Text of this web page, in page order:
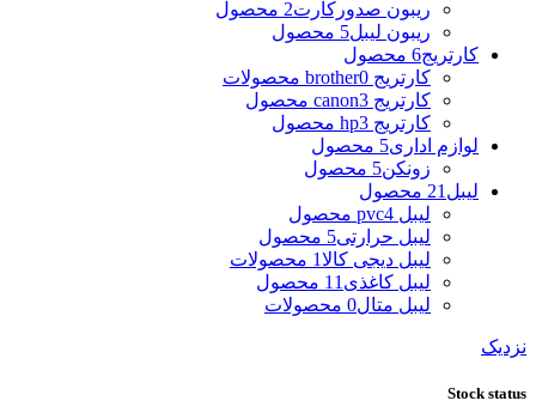
ریبون صدورکارت2 محصول
ریبون لیبل5 محصول
کارتریج6 محصول
کارتریج brother 0 محصولات
کارتریج canon 3 محصول
کارتریج hp 3 محصول
لوازم اداری5 محصول
زونکن5 محصول
لیبل 21 محصول
لیبل pvc 4 محصول
لیبل حرارتی5 محصول
لیبل دیجی کالا1 محصولات
لیبل کاغذی 11 محصول
لیبل متال0 محصولات
نزدیک
Stock status